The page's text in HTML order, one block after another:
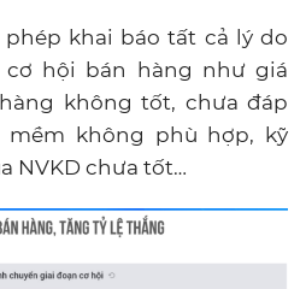
phép khai báo tất cả lý do
cơ hội bán hàng như giá
không tốt, chưa đáp
không phù hợp, kỹ
NVKD chưa tốt…